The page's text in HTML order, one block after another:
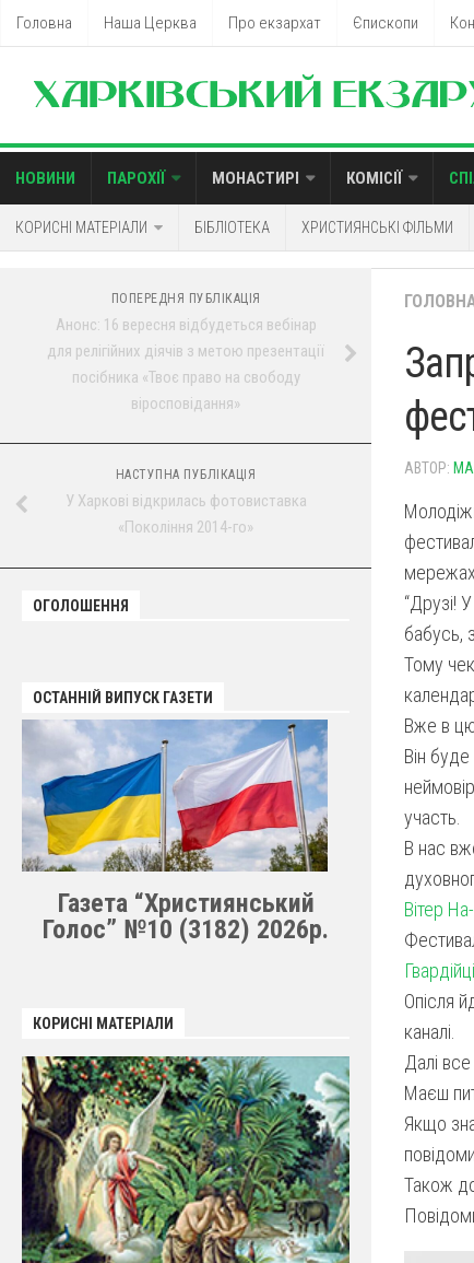
Головна Наша Церква Про екзархат Єпископи
НОВИНИ ПАРОХІЇ МОНАСТИРІ КОМІСІЇ
КОРИСНІ МАТЕРІАЛИ БІБЛІОТЕКА ХРИСТИЯНСЬКІ ФІЛЬМИ
АВТОР:
мережах.
“Друзі!
бабусь,
Тому
Вже в
Він
участь.
В нас
Вітер На-
Опісля
каналі.
Далі
Маєш
Якщо
Також
ПОПЕРЕДНЯ ПУБЛІКАЦІЯ
Анонс: 16 вересня відбудеться вебінар
для релігійних діячів з метою презентації
посібника «Твоє право на свободу
віросповідання»
НАСТУПНА ПУБЛІКАЦІЯ
У Харкові відкрилась фотовиставка
«Покоління 2014-го»
ОГОЛОШЕННЯ
ОСТАННІЙ ВИПУСК ГАЗЕТИ
Газета “Християнський
Голос” №10 (3182) 2026р.
КОРИСНІ МАТЕРІАЛИ